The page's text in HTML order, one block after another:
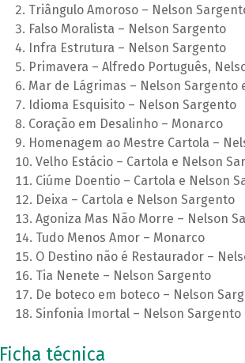
Triângulo Amoroso – Nelson
Falso Moralista – Nelson Sargento
Infra Estrutura – Nelson Sargento
Primavera – Alfredo Português,
Mar de Lágrimas – Nelson Sargento
Idioma Esquisito – Nelson Sargento
Coração em Desalinho – Monarco
Homenagem ao Mestre Cartola –
Velho Estácio – Cartola e Nelson
Ciúme Doentio – Cartola e Nelson
Deixa – Cartola e Nelson Sargento
Agoniza Mas Não Morre – Nelson
Tudo Menos Amor – Monarco
O Destino não é Restaurador –
Tia Nenete – Nelson Sargento
De boteco em boteco – Nelson
Sinfonia Imortal – Nelson Sargento
Ficha técnica